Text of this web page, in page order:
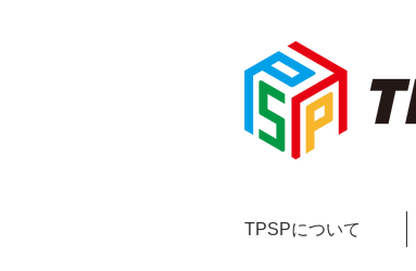
TPSPについて